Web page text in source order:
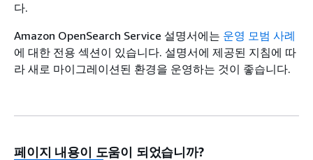
다.
Amazon OpenSearch Service 설명서에는 운영 모범 사례
에 대한 전용 섹션이 있습니다. 설명서에 제공된 지침에 따
라 새로 마이그레이션된 환경을 운영하는 것이 좋습니다.
페이지 내용이 도움이 되었습니까?